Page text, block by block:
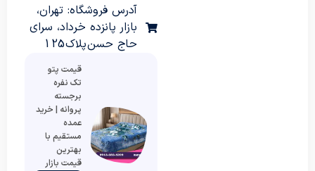
آدرس فروشگاه: تهران،
بازار پانزده خرداد، سرای
حاج حسن پلاک 125
قیمت پتو
تک نفره
برجسته
پروانه | خرید
عمده
مستقیم با
بهترین
قیمت بازار